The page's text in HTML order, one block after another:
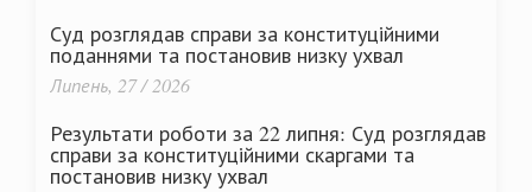
Суд розглядав справи за конституційними
поданнями та постановив низку ухвал
Липень, 27 / 2026
Результати роботи за 22 липня: Суд розглядав
справи за конституційними скаргами та
постановив низку ухвал